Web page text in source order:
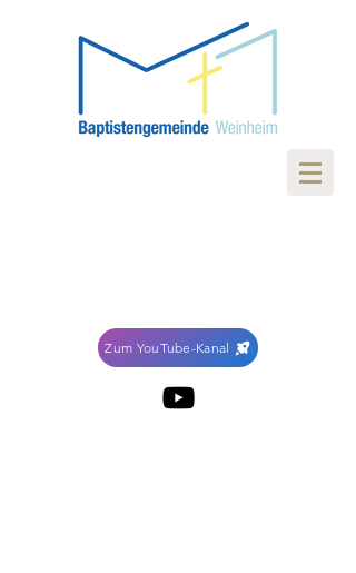
Zum YouTube-Kanal